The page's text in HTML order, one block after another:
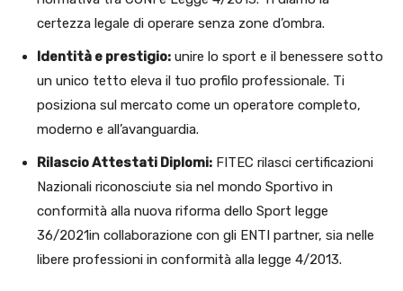
certezza legale di operare senza zone d’ombra.
Identità e prestigio: unire lo sport e il benessere sotto
un unico tetto eleva il tuo profilo professionale. Ti
posiziona sul mercato come un operatore completo,
moderno e all’avanguardia.
Rilascio Attestati Diplomi: FITEC rilasci certificazioni
Nazionali riconosciute sia nel mondo Sportivo in
conformità alla nuova riforma dello Sport legge
36/2021in collaborazione con gli ENTI partner, sia nelle
libere professioni in conformità alla legge 4/2013.